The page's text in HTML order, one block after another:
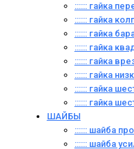
:::::: гайка
:::::: гайка
:::::: гайка
:::::: гайка
:::::: гайка
:::::: гайка
:::::: гайка
:::::: гайка
ШАЙБЫ
:::::: шайба
:::::: шайба